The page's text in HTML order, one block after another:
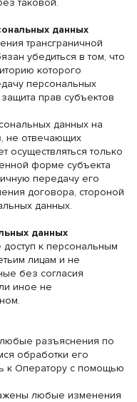
таковой.
данных
трансграничной
убедиться в том, что
которого
персональных
прав субъектов
данных на
не отвечающих
осуществляться только
форме субъекта
передачу его
договора, стороной
данных.
данных
к персональным
лицам и не
без согласия
иное не
любые разъяснения по
обработки его
к Оператору с помощью
любые изменения